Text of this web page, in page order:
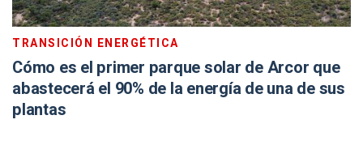
TRANSICIÓN ENERGÉTICA
Cómo es el primer parque solar de Arcor que
abastecerá el 90% de la energía de una de sus
plantas